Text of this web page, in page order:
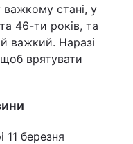
важкому стані, у
46-ти років, та
важкий. Наразі
врятувати
11 березня